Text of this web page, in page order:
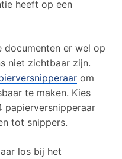
heeft op een
documenten er wel op
niet zichtbaar zijn.
om
te maken. Kies
papierversnipperaar
tot snippers.
los bij het